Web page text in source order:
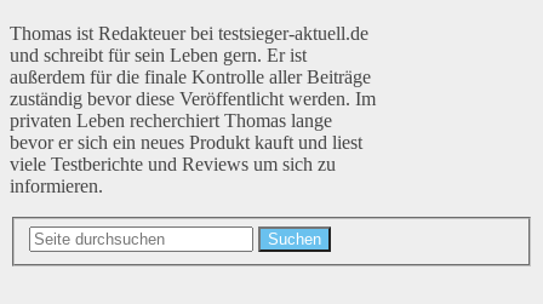
Thomas ist Redakteuer bei testsieger-aktuell.de
und schreibt für sein Leben gern. Er ist
außerdem für die finale Kontrolle aller Beiträge
zuständig bevor diese Veröffentlicht werden. Im
privaten Leben recherchiert Thomas lange
bevor er sich ein neues Produkt kauft und liest
viele Testberichte und Reviews um sich zu
informieren.
Suchen